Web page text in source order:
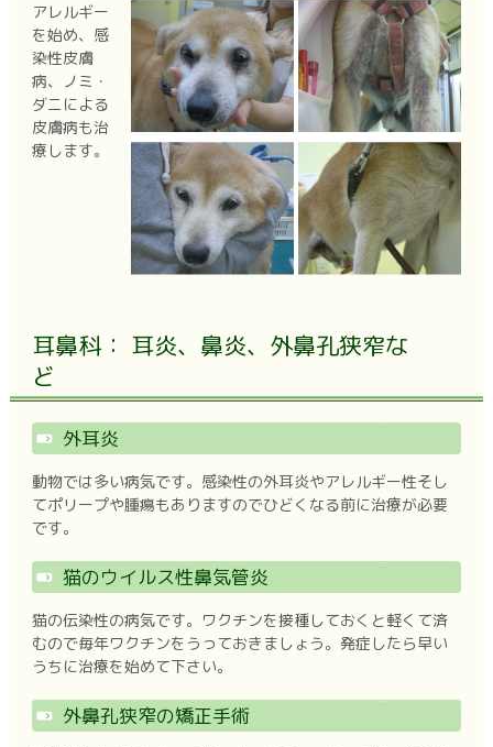
アレルギー
を始め、感
染性皮膚
病、ノミ・
ダニによる
皮膚病も治
療します。
耳鼻科： 耳炎、鼻炎、外鼻孔狭窄な
ど
外耳炎
動物では多い病気です。感染性の外耳炎やアレルギー性そし
てポリープや腫瘍もありますのでひどくなる前に治療が必要
です。
猫のウイルス性鼻気管炎
猫の伝染性の病気です。ワクチンを接種しておくと軽くて済
むので毎年ワクチンをうっておきましょう。発症したら早い
うちに治療を始めて下さい。
外鼻孔狭窄の矯正手術